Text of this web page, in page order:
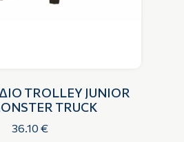
TROLLEY JUNIOR
TRUCK
36.10 €